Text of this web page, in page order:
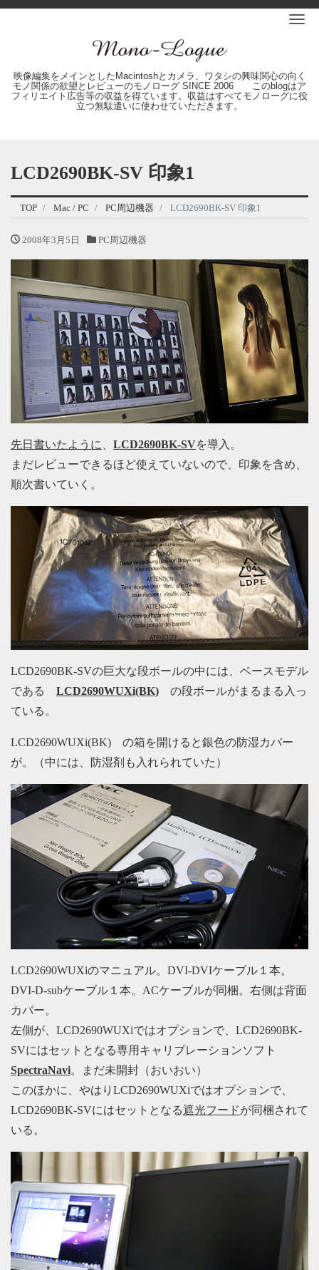
映像編集をメインとしたMacintoshとカメラ、ワタシの興味関心の向く
モノ関係の欲望とレビューのモノローグ SINCE 2006 このblogはア
フィリエイト広告等の収益を得ています。収益はすべてモノローグに役
立つ無駄遣いに使わせていただきます。
LCD2690BK-SV 印象1
TOP Mac / PC PC周辺機器 LCD2690BK-SV 印象1
2008年3月5日 PC周辺機器
先日書いたように LCD2690BK-SVを導入。
まだレビューできるほど使えていないので、印象を含め、
順次書いていく。
LCD2690BK-SVの巨大な段ボールの中には、ベースモデル
である LCD2690WUXi(BK) の段ボールがまるまる入っ
ている。
LCD2690WUXi(BK) の箱を開けると銀色の防湿カバー
が。（中には、防湿剤も入れられていた）
LCD2690WUXiのマニュアル。DVI-DVIケーブル１本。
DVI-D-subケーブル１本。ACケーブルが同梱。右側は背面
カバー。
左側が、LCD2690WUXiではオプションで、LCD2690BK-
SVにはセットとなる専用キャリブレーションソフト
SpectraNavi。まだ未開封（おいおい）
このほかに、やはりLCD2690WUXiではオプションで、
LCD2690BK-SVにはセットとなる遮光フードが同梱されて
いる。